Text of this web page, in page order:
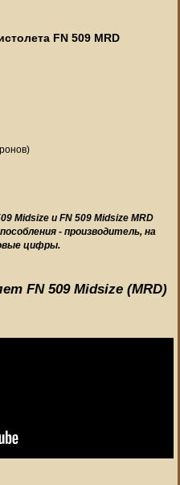
FN 509 MRD
Midsize и FN 509 Midsize MRD
- производитель, на
цифры.
FN 509 Midsize (MRD)